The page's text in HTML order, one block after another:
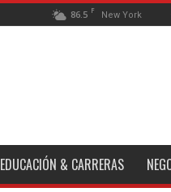
86.5 F New York
EDUCACIÓN & CARRERAS